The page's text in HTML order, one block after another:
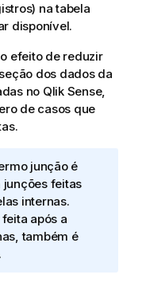
na tabela
disponível.
efeito de reduzir
dos dados da
no Qlik Sense,
de casos que
junção é
feitas
internas.
após a
também é